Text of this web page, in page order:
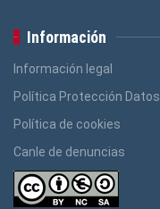
Información
Información legal
Política Protección Datos
Política de cookies
Canle de denuncias